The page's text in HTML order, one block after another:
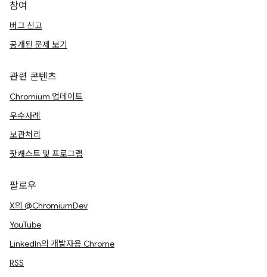
참여
버그 신고
공개된 문제 보기
관련 콘텐츠
Chromium 업데이트
우수사례
보관처리
팟캐스트 및 프로그램
팔로우
X의 @ChromiumDev
YouTube
LinkedIn의 개발자용 Chrome
RSS